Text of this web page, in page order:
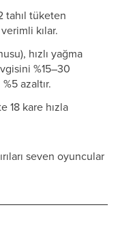
tahıl tüketen
kılar.
hızlı yağma
%15–30
azaltır.
18 kare hızla
seven oyuncular